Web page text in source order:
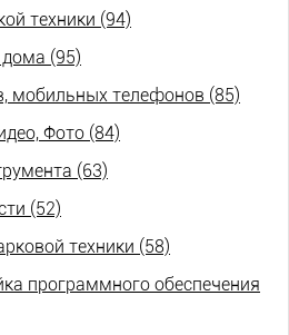
техники (94)
(95)
мобильных телефонов (85)
Фото (84)
(63)
(52)
техники (58)
программного обеспечения